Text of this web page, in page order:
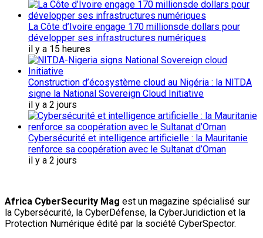
La Côte d’Ivoire engage 170 millionsde dollars pour
développer ses infrastructures numériques
il y a 15 heures
Construction d’écosystème cloud au Nigéria : la NITDA
signe la National Sovereign Cloud Initiative
il y a 2 jours
Cybersécurité et intelligence artificielle : la Mauritanie
renforce sa coopération avec le Sultanat d’Oman
il y a 2 jours
Africa CyberSecurity Mag est un magazine spécialisé sur
la Cybersécurité, la CyberDéfense, la CyberJuridiction et la
Protection Numérique édité par la société CyberSpector.